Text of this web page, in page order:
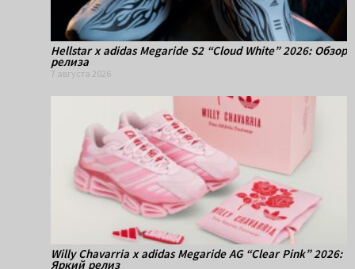
Hellstar x adidas Megaride S2 “Cloud White” 2026: Обзор
релиза
7 августа 2026
Willy Chavarria x adidas Megaride AG “Clear Pink” 2026:
Яркий релиз